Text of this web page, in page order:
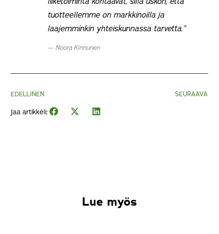
tuotteellemme on markkinoilla ja
laajemminkin yhteiskunnassa tarvetta.”
Noora Kinnunen
EDELLINEN SEURAAVA
Jaa artikkeli:
Lue myös